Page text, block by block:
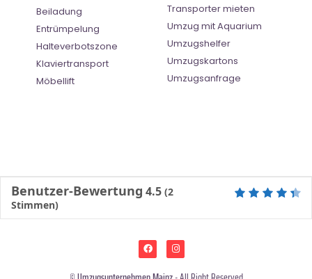
Beiladung
Entrümpelung
Halteverbotszone
Klaviertransport
Möbellift
Transporter mieten
Umzug mit Aquarium
Umzugshelfer
Umzugskartons
Umzugsanfrage
Benutzer-Bewertung 4.5 (2
Stimmen)